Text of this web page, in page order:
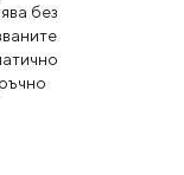
без